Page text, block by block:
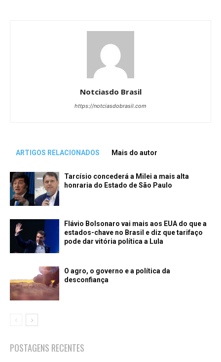
Notciasdo Brasil
https://notciasdobrasil.com
ARTIGOS RELACIONADOS Mais do autor
Tarcísio concederá a Milei a mais alta
honraria do Estado de São Paulo
Flávio Bolsonaro vai mais aos EUA do que a
estados-chave no Brasil e diz que tarifaço
pode dar vitória política a Lula
O agro, o governo e a política da
desconfiança
POSTAGENS RECENTES